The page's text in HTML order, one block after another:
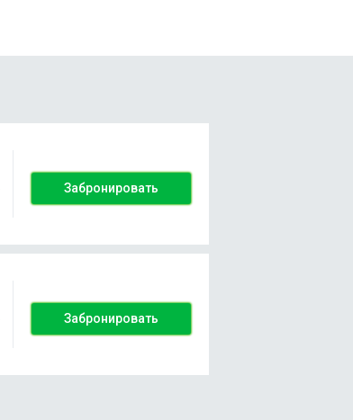
Забронировать
Забронировать